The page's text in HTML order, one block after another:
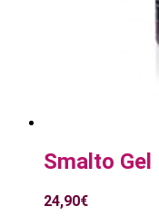
Smalto
24,90€